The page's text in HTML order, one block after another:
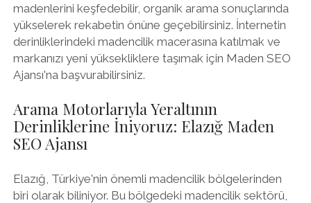
madenlerini keşfedebilir, organik arama sonuçlarında
yükselerek rekabetin önüne geçebilirsiniz. İnternetin
derinliklerindeki madencilik macerasına katılmak ve
markanızı yeni yüksekliklere taşımak için Maden SEO
Ajansı'na başvurabilirsiniz.
Arama Motorlarıyla Yeraltının
Derinliklerine İniyoruz: Elazığ Maden
SEO Ajansı
Elazığ, Türkiye'nin önemli madencilik bölgelerinden
biri olarak biliniyor. Bu bölgedeki madencilik sektörü,